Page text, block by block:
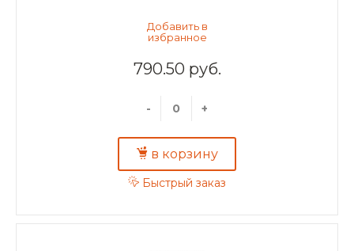
790.50 руб.
- +
в корзину
Быстрый заказ